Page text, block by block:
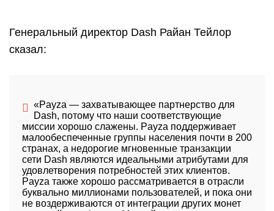
Генеральный директор Dash Райан Тейлор
сказал:
«Payza — захватывающее партнерство для
Dash, потому что наши соответствующие
миссии хорошо слажены. Payza поддерживает
малообеспеченные группы населения почти в 200
странах, а недорогие мгновенные транзакции
сети Dash являются идеальными атрибутами для
удовлетворения потребностей этих клиентов.
Payza также хорошо рассматривается в отрасли
буквально миллионами пользователей, и пока они
не воздерживаются от интеграции других монет